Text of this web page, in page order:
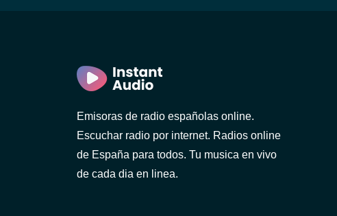
Emisoras de radio españolas online.
Escuchar radio por internet. Radios online
de España para todos. Tu musica en vivo
de cada dia en linea.